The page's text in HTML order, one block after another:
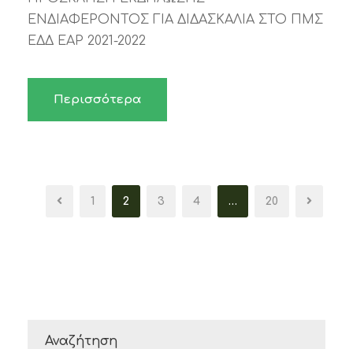
ΕΝΔΙΑΦΕΡΟΝΤΟΣ ΓΙΑ ΔΙΔΑΣΚΑΛΙΑ ΣΤΟ ΠΜΣ
ΕΔΔ ΕΑΡ 2021-2022
Περισσότερα
1 2 3 4 … 20
Αναζήτηση